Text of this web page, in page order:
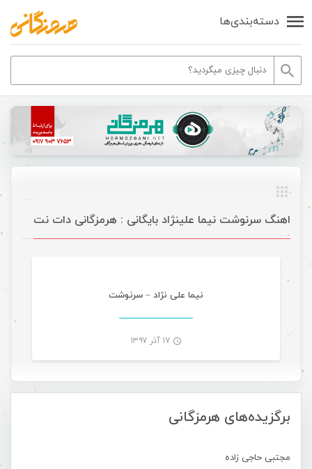
دسته‌بندی‌ها
برگزیده‌های هرمزگانی
مجتبی حاجی زاده
اهنگ سرنوشت نیما علینژاد بایگانی : هرمزگانی دات نت
نیما علی نژاد – سرنوشت
۱۷ آذر ۱۳۹۷